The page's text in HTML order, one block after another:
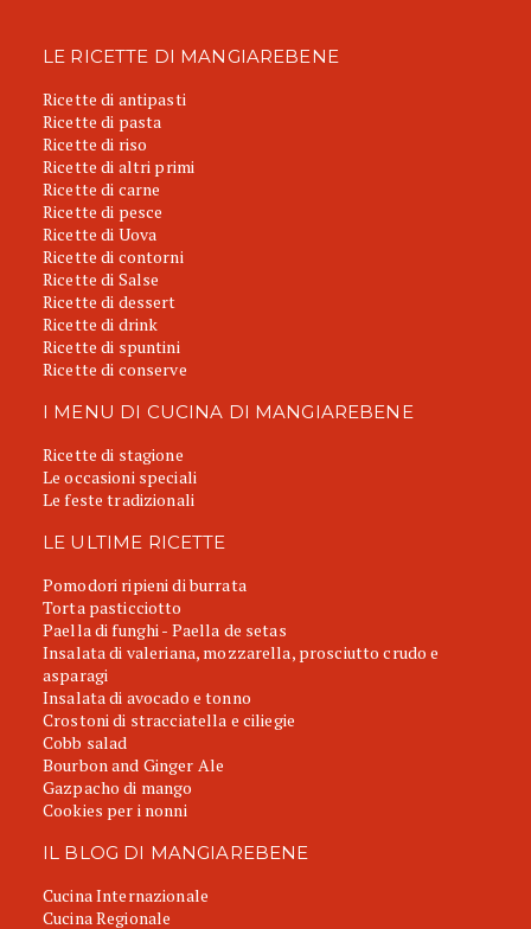
LE RICETTE DI MANGIAREBENE
Ricette di antipasti
Ricette di pasta
Ricette di riso
Ricette di altri primi
Ricette di carne
Ricette di pesce
Ricette di Uova
Ricette di contorni
Ricette di Salse
Ricette di dessert
Ricette di drink
Ricette di spuntini
Ricette di conserve
I MENU DI CUCINA DI MANGIAREBENE
Ricette di stagione
Le occasioni speciali
Le feste tradizionali
LE ULTIME RICETTE
Pomodori ripieni di burrata
Torta pasticciotto
Paella di funghi - Paella de setas
Insalata di valeriana, mozzarella, prosciutto crudo e
asparagi
Insalata di avocado e tonno
Crostoni di stracciatella e ciliegie
Cobb salad
Bourbon and Ginger Ale
Gazpacho di mango
Cookies per i nonni
IL BLOG DI MANGIAREBENE
Cucina Internazionale
Cucina Regionale